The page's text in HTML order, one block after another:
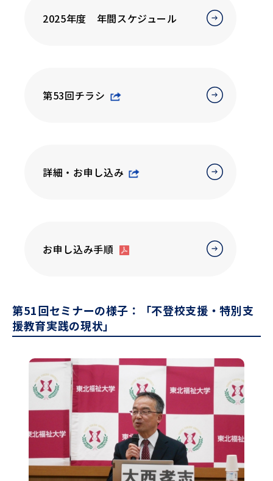
2025年度 年間スケジュール
第53回チラシ
詳細・お申し込み
お申し込み手順
第51回セミナーの様子：「不登校支援・特別支
援教育実践の現状」